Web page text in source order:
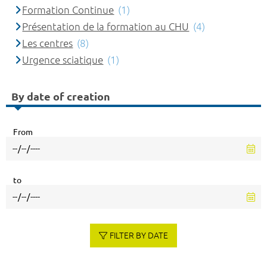
Formation Continue (1)
Présentation de la formation au CHU (4)
Les centres (8)
Urgence sciatique (1)
By date of creation
From
to
FILTER BY DATE